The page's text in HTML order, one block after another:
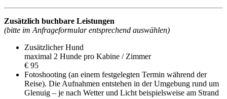
Zusätzlich buchbare Leistungen
(bitte im Anfrageformular entsprechend auswählen)
Zusätzlicher Hund
maximal 2 Hunde pro Kabine / Zimmer
€ 95
Fotoshooting (an einem festgelegten Termin während der
Reise). Die Aufnahmen entstehen in der Umgebung rund um
Glenuig – je nach Wetter und Licht beispielsweise am Strand